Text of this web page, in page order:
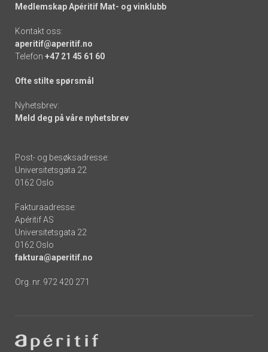
Medlemskap Apéritif Mat- og vinklubb
Kontakt oss:
aperitif@aperitif.no
Telefon +47 21 45 61 60
Ofte stilte spørsmål
Nyhetsbrev:
Meld deg på våre nyhetsbrev
Post- og besøksadresse:
Universitetsgata 22
0162 Oslo
Fakturaadresse:
Apéritif AS
Universitetsgata 22
0162 Oslo
faktura@aperitif.no
Org. nr. 972 420 271